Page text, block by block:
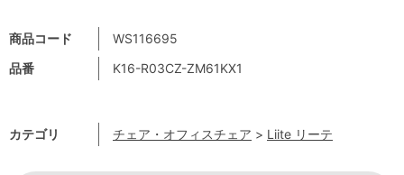
商品コード
WS116695
品番
K16-R03CZ-ZM61KX1
カテゴリ チェア・オフィスチェア > Liite リーテ